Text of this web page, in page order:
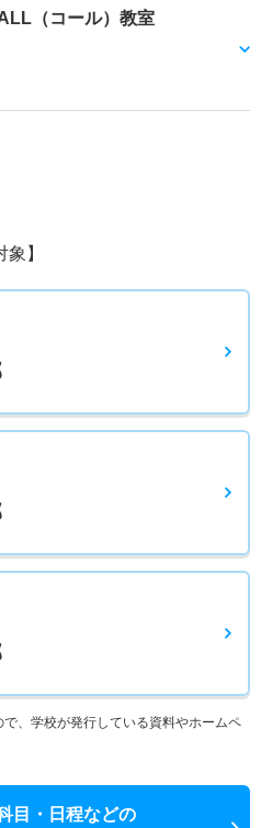
（コール）教室
】
、学校が発行している資料やホームペ
目・日程などの